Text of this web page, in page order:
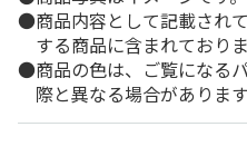
商品内容として記載され
する商品に含まれておりま
商品の色は、ご覧になる
際と異なる場合があります